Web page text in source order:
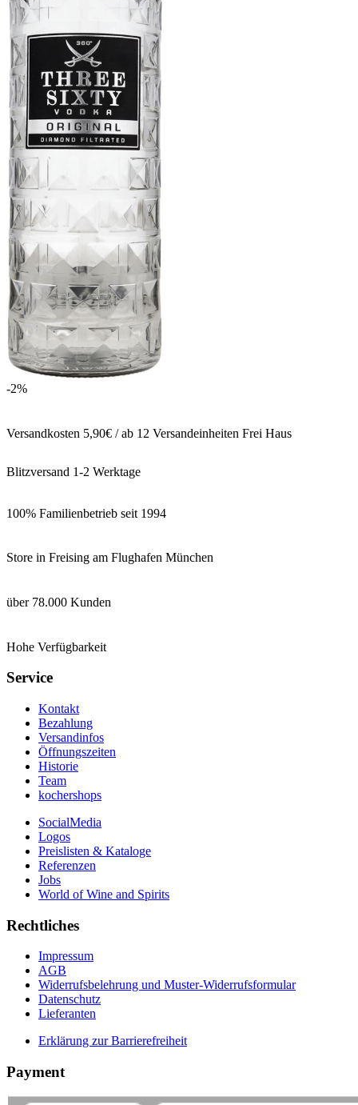
-2%
Versandkosten 5,90€ / ab 12 Versandeinheiten Frei Haus
Blitzversand 1-2 Werktage
100% Familienbetrieb seit 1994
Store in Freising am Flughafen München
über 78.000 Kunden
Hohe Verfügbarkeit
Service
Kontakt
Bezahlung
Versandinfos
Öffnungszeiten
Historie
Team
kochershops
SocialMedia
Logos
Preislisten & Kataloge
Referenzen
Jobs
World of Wine and Spirits
Rechtliches
Impressum
AGB
Widerrufsbelehrung und Muster-Widerrufsformular
Datenschutz
Lieferanten
Erklärung zur Barrierefreiheit
Payment